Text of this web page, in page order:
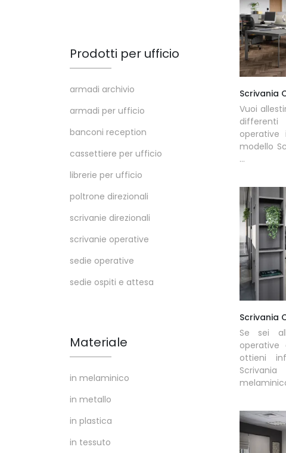
Scrivania
Vuoi
modello
...
Scrivania
Se sei
operative
ottieni
Prodotti per ufficio
armadi archivio
armadi per ufficio
banconi reception
cassettiere per ufficio
librerie per ufficio
poltrone direzionali
scrivanie direzionali
scrivanie operative
sedie operative
sedie ospiti e attesa
Materiale
in melaminico
in metallo
in plastica
in tessuto